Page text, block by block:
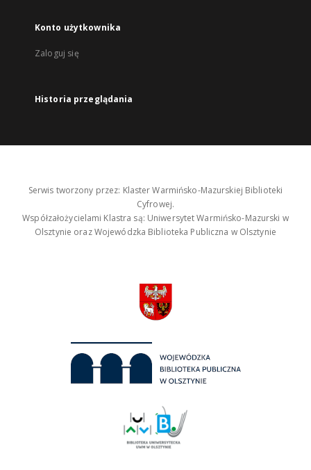
Konto użytkownika
Zaloguj się
Historia przeglądania
Serwis tworzony przez: Klaster Warmińsko-Mazurskiej Biblioteki
Cyfrowej.
Współzałożycielami Klastra są: Uniwersytet Warmińsko-Mazurski w
Olsztynie oraz Wojewódzka Biblioteka Publiczna w Olsztynie